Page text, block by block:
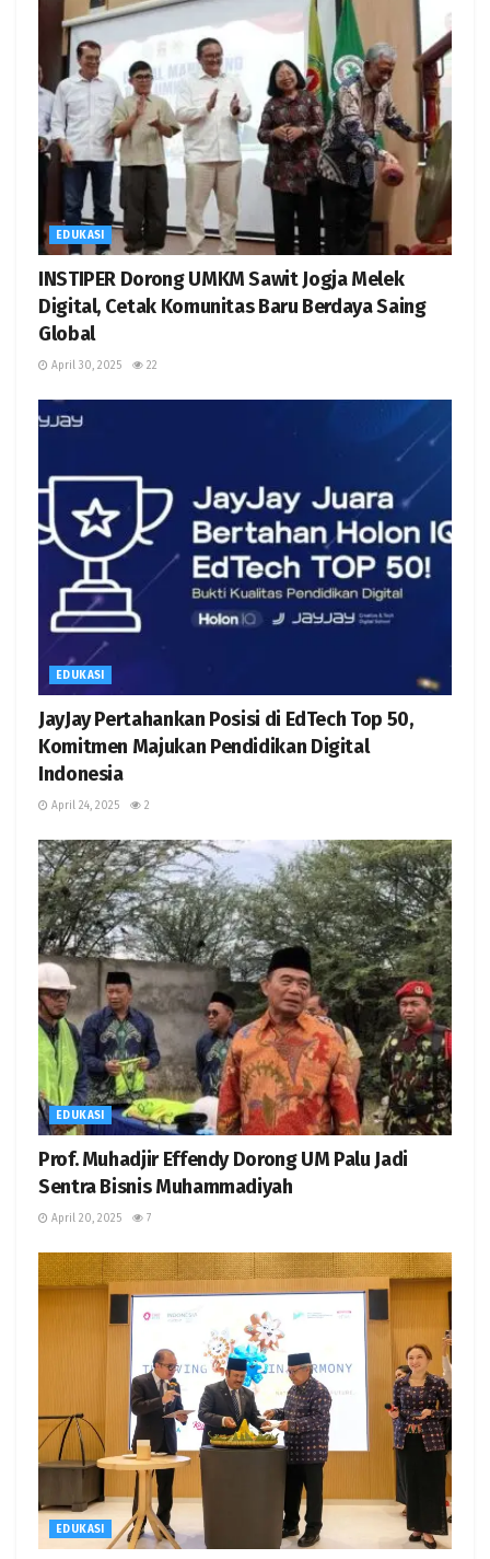
EDUKASI
INSTIPER Dorong UMKM Sawit Jogja Melek
Digital, Cetak Komunitas Baru Berdaya Saing
Global
April 30, 2025 22
EDUKASI
JayJay Pertahankan Posisi di EdTech Top 50,
Komitmen Majukan Pendidikan Digital
Indonesia
April 24, 2025 2
EDUKASI
Prof. Muhadjir Effendy Dorong UM Palu Jadi
Sentra Bisnis Muhammadiyah
April 20, 2025 7
EDUKASI